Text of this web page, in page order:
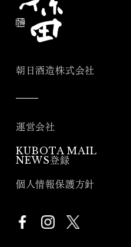
朝日酒造株式会社
運営会社
KUBOTA MAIL
NEWS登録
個人情報保護方針